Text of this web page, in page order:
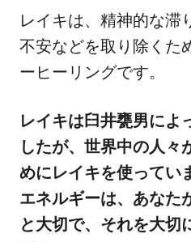
レイキは、精神的な滞
不安などを取り除くた
ーヒーリングです。
レイキは臼井甕男によ
したが、世界中の人々
めにレイキを使ってい
エネルギーは、あなた
と大切で、それを大切